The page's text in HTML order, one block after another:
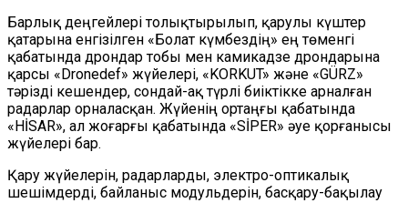
Барлық деңгейлері толықтырылып, қарулы күштер
қатарына енгізілген «Болат күмбездің» ең төменгі
қабатында дрондар тобы мен камикадзе дрондарына
қарсы «Dronedef» жүйелері, «KORKUT» және «GÜRZ»
тәрізді кешендер, сондай-ақ түрлі биіктікке арналған
радарлар орналасқан. Жүйенің ортаңғы қабатында
«HİSAR», ал жоғарғы қабатында «SİPER» әуе қорғанысы
жүйелері бар.
Қару жүйелерін, радарларды, электро-оптикалық
шешімдерді, байланыс модульдерін, басқару-бақылау